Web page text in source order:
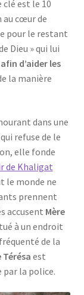
clé est le 10
au cœur de
pour le restant
Dieu » qui lui
d’aider les
la manière
dans une
refuse de le
elle fonde
de Khaligat
le monde ne
prennent
accusent Mère
à un endroit
de la
Térésa est
par la police.